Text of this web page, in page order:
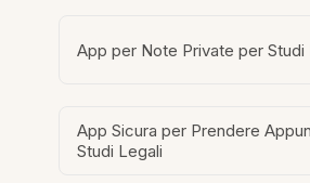
App per Note Private per Studi
App Sicura per Prendere
Studi Legali